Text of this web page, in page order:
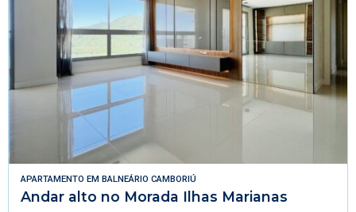
APARTAMENTO EM BALNEÁRIO CAMBORIÚ
Andar alto no Morada Ilhas Marianas